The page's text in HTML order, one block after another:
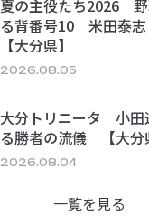
夏の主役たち2026
る背番号10 米田泰
【大分県】
2026.08.05
大分トリニータ 小
る勝者の流儀 【大分
2026.08.04
一覧を見る